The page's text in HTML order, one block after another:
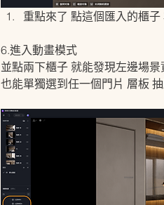
重點來了 點這個匯入的櫃
6.進入動畫模式
並點兩下櫃子 就能發現左邊場
也能單獨選到任一個門片 層板